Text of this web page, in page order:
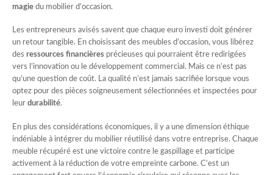
magie du mobilier d’occasion.
Les entrepreneurs avisés savent que chaque euro investi doit générer
un retour tangible. En choisissant des meubles d’occasion, vous libérez
des ressources financières précieuses qui pourraient être redirigées
vers l’innovation ou le développement commercial. Mais ce n’est pas
qu’une question de coût. La qualité n’est jamais sacrifiée lorsque vous
optez pour des pièces soigneusement sélectionnées et inspectées pour
leur durabilité.
En plus des considérations économiques, il y a une dimension éthique
indéniable à intégrer du mobilier réutilisé dans votre entreprise. Chaque
meuble récupéré est une victoire contre le gaspillage et participe
activement à la réduction de votre empreinte carbone. C’est un